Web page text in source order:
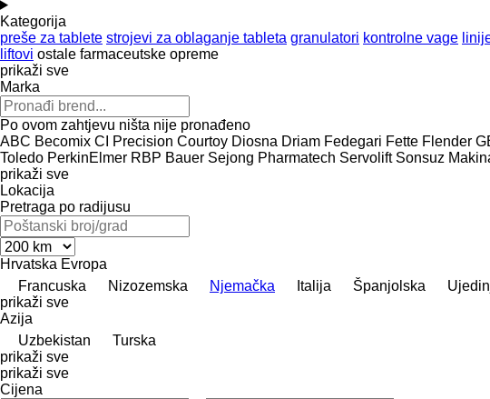
Kategorija
preše za tablete strojevi za oblaganje tableta granulatori kontrolne vage
liftovi ostale farmaceutske opreme
prikaži sve
Marka
Po ovom zahtjevu ništa nije pronađeno
ABC Becomix CI Precision Courtoy Diosna Driam Fedegari Fette Flender
Toledo PerkinElmer RBP Bauer Sejong Pharmatech Servolift Sonsuz
prikaži sve
Lokacija
Pretraga po radijusu
Hrvatska Evropa
Francuska
Nizozemska Njemačka Italija Španjolska
prikaži sve
Azija
Uzbekistan
Turska
prikaži sve
prikaži sve
Cijena